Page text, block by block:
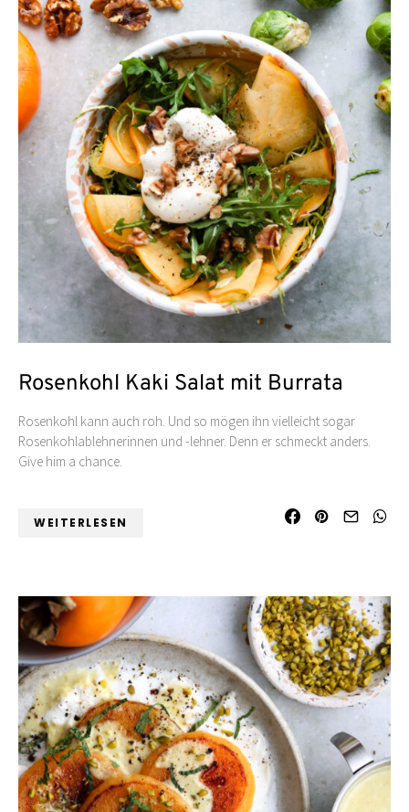
Rosenkohl Kaki Salat mit Burrata
Rosenkohl kann auch roh. Und so mögen ihn vielleicht sogar
Rosenkohlablehnerinnen und -lehner. Denn er schmeckt anders.
Give him a chance.
WEITERLESEN